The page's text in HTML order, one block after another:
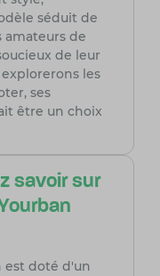
séduit de
amateurs de
de leur
les
ses
être un choix
savoir sur
est doté d'un